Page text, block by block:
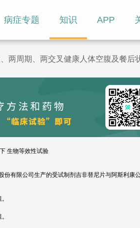
病症专题 知识 APP
两周期、两交叉健康人体空腹及餐后
生物等效性试验
有限公司生产的受试制剂吉非替尼片与阿斯利康